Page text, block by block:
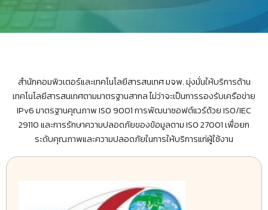
สำนักคอมพิวเตอร์และเทคโนโลยีสารสนเทศ มจพ. มุ่งมั่นให้บริการด้าน
เทคโนโลยีสารสนเทศตามมาตรฐานสากล ไม่ว่าจะเป็นการรองรับเครือข่าย
IPv6 มาตรฐานคุณภาพ ISO 9001 การพัฒนาซอฟต์แวร์ด้วย ISO/IEC
29110 และการรักษาความปลอดภัยของข้อมูลตาม ISO 27001 เพื่อยก
ระดับคุณภาพและความปลอดภัยในการให้บริการแก่ผู้ใช้งาน